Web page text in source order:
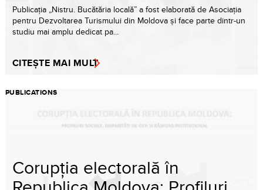
Publicația „Nistru. Bucătăria locală” a fost elaborată de Asociația
pentru Dezvoltarea Turismului din Moldova și face parte dintr-un
studiu mai amplu dedicat pa...
CITEȘTE MAI MULT
PUBLICATIONS
Corupția electorală în